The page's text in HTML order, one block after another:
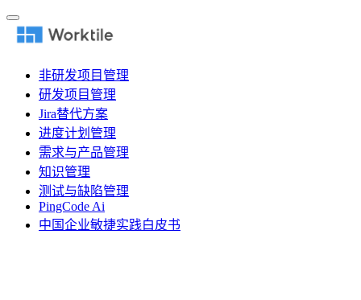
非研发项目管理
研发项目管理
Jira替代方案
进度计划管理
需求与产品管理
知识管理
测试与缺陷管理
PingCode Ai
中国企业敏捷实践白皮书